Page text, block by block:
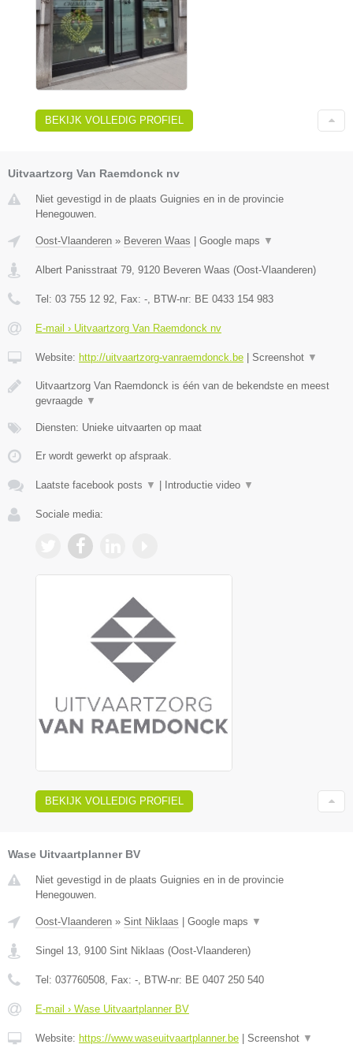
BEKIJK VOLLEDIG PROFIEL
Uitvaartzorg Van Raemdonck nv
Niet gevestigd in de plaats Guignies en in de provincie
Henegouwen.
Oost-Vlaanderen » Beveren Waas Google maps ▼
Albert Panisstraat 79 9120 Beveren Waas (Oost-Vlaanderen)
Tel: 03 755 12 92 , Fax: - , BTW-nr: BE 0433 154 983
E-mail › Uitvaartzorg Van Raemdonck nv
Website: http://uitvaartzorg-vanraemdonck.be Screenshot ▼
Uitvaartzorg Van Raemdonck is één van de bekendste en meest
gevraagde ▼
Diensten: Unieke uitvaarten op maat
Er wordt gewerkt op afspraak.
Laatste facebook posts ▼ Introductie video ▼
Sociale media:
BEKIJK VOLLEDIG PROFIEL
Wase Uitvaartplanner BV
Niet gevestigd in de plaats Guignies en in de provincie
Henegouwen.
Oost-Vlaanderen » Sint Niklaas Google maps ▼
Singel 13 9100 Sint Niklaas (Oost-Vlaanderen)
Tel: 037760508 , Fax: - , BTW-nr: BE 0407 250 540
E-mail › Wase Uitvaartplanner BV
Website: https://www.waseuitvaartplanner.be Screenshot ▼